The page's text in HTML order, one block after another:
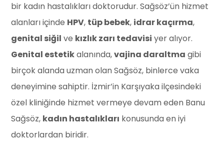
bir kadın hastalıkları doktorudur. Sağsöz’ün hizmet
alanları içinde HPV, tüp bebek, idrar kaçırma,
genital siğil ve kızlık zarı tedavisi yer alıyor.
Genital estetikalanında,vajina daraltma gibi
birçok alanda uzman olan Sağsöz, binlerce vaka
deneyimine sahiptir. İzmir’in Karşıyaka ilçesindeki
özel kliniğinde hizmet vermeye devam eden Banu
Sağsöz, kadın hastalıkları konusunda en iyi
doktorlardan biridir.